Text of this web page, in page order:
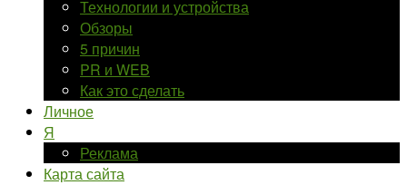
Технологии и устройства
Обзоры
5 причин
PR и WEB
Как это сделать
Личное
Я
Реклама
Карта сайта